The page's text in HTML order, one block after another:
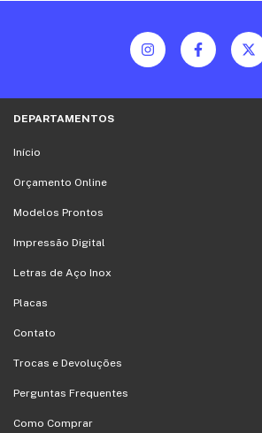
DEPARTAMENTOS
Início
Orçamento Online
Modelos Prontos
Impressão Digital
Letras de Aço Inox
Placas
Contato
Trocas e Devoluções
Perguntas Frequentes
Como Comprar